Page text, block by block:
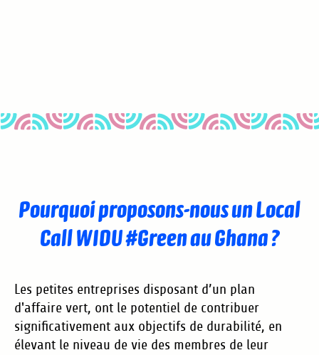
Pourquoi proposons-nous un Local
Call WIDU #Green au Ghana ?
Les petites entreprises disposant d’un plan
d'affaire vert, ont le potentiel de contribuer
significativement aux objectifs de durabilité, en
élevant le niveau de vie des membres de leur